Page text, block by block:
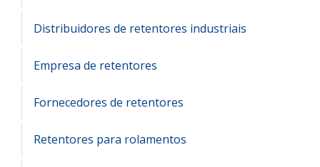
Distribuidores de retentores industriais
Empresa de retentores
Fornecedores de retentores
Retentores para rolamentos